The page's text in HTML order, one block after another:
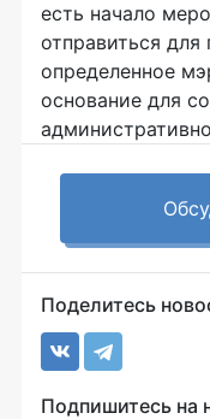
есть начало
отправиться для
определенное
основание для
Поделитесь
Подпишитесь на